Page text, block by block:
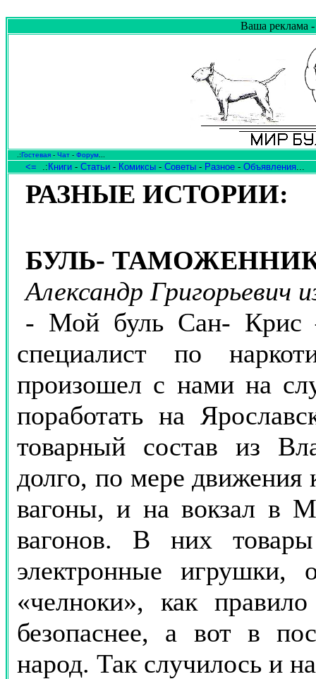
Ваша реклама
.:Гостевая - Чат - Форум
<= .: Книги - Статьи - Комиксы - Советы - Разное - Объявления...
РАЗНЫЕ ИСТОРИИ:
БУЛЬ-
Александр Григорьевич
- Мой буль Сан- Крис
специалист по
произошел с нами на
поработать на
товарный состав из
долго, по мере движения
вагоны, и на вокзал в
вагонов. В них
электронные игрушки,
«челноки», как
безопаснее, а вот в
народ. Так случилось и